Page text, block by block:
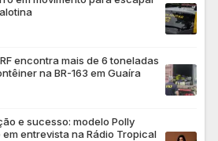
encontra mais de 6 toneladas
na BR-163 em Guaíra
e sucesso: modelo Polly
entrevista na Rádio Tropical